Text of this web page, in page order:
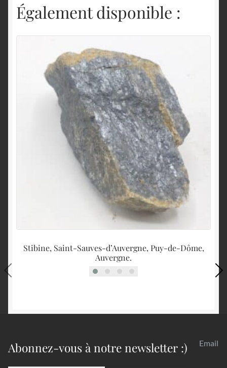
Également disponible :
Stibine, Saint-Sauves-d’Auvergne, Puy-de-Dôme,
Auvergne.
Abonnez-vous à notre newsletter :) Email